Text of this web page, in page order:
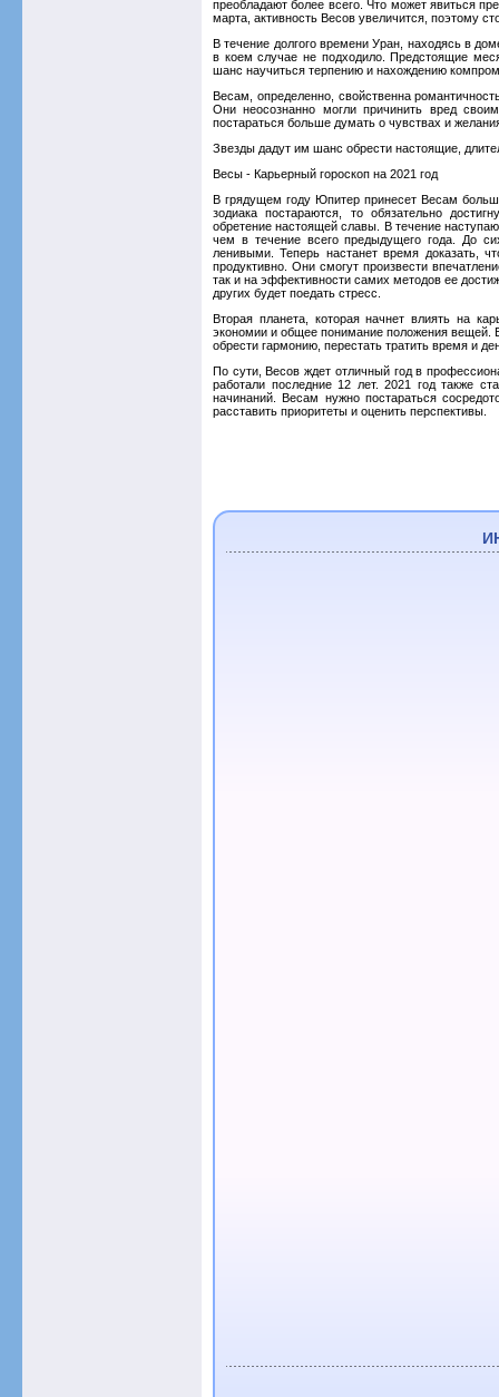
преобладают более всего. Что может явиться
марта, активность Весов увеличится, поэтому
В течение долгого времени Уран, находясь в
в коем случае не подходило. Предстоящие
шанс научиться терпению и нахождению
Весам, определенно, свойственна
Они неосознанно могли причинить вред
постараться больше думать о чувствах и
Звезды дадут им шанс обрести настоящие,
Весы - Карьерный гороскоп на 2021 год
В грядущем году Юпитер принесет Весам
зодиака постараются, то обязательно
обретение настоящей славы. В течение
чем в течение всего предыдущего года. До
ленивыми. Теперь настанет время доказать,
продуктивно. Они смогут произвести
так и на эффективности самих методов ее
других будет поедать стресс.
Вторая планета, которая начнет влиять на
экономии и общее понимание положения вещей.
обрести гармонию, перестать тратить время и
По сути, Весов ждет отличный год в
работали последние 12 лет. 2021 год также
начинаний. Весам нужно постараться
расставить приоритеты и оценить перспективы.